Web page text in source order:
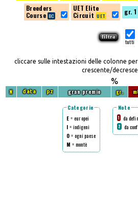
Breeders
Course
UET Elite
Circuit
gr. 1
tutti
cliccare sulle intestazioni delle colonne
crescente/
%
N data pz gran premio gr.
Categorie
E = europei
I = indigeni
O = ogni paese
M = montè
Note
1 da
2 da